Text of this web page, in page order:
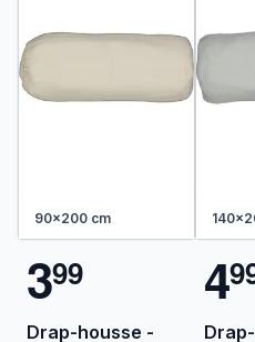
90x200 cm
399
Drap-housse -
49